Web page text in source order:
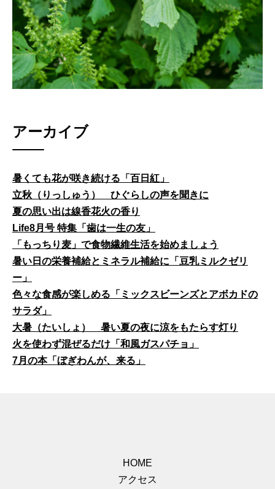
アーカイブ
暑くても花が咲き続ける「百日紅」
立秋（りっしゅう） ひぐらしの声を聞きに
夏の思い出は線香花火の香り
Life8月号 特集「歯は一生の友」
「もっちり麦」で食物繊維生活を始めましょう
暑い日の栄養補給とミネラル補給に「豆乳ミルクゼリ
ー」
色々な食感が楽しめる「ミックスビーンズとアボカドの
サラダ」
大暑（たいしょ） 暑い夏の夜に涼をもたらす灯り
火を使わず混ぜるだけ「和風ガスパチョ」
7月の本「ぼぎわんが、来る」
HOME
アクセス